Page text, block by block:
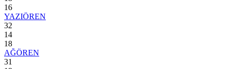
16
YAZIÖREN
32
14
18
AĞÖREN
31